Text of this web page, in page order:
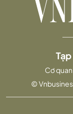
Cơ
©